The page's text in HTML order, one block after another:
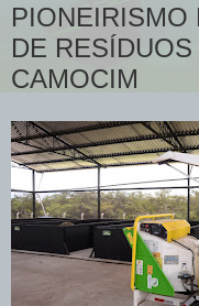
PIONEIRISMO
DE
CAMOCIM